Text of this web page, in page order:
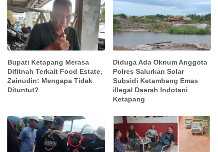
Bupati Ketapang Merasa
Difitnah Terkait Food Estate,
Zainudin: Mengapa Tidak
Dituntut?
Diduga Ada Oknum Anggota
Polres Salurkan Solar
Subsidi Ketambang Emas
illegal Daerah Indotani
Ketapang